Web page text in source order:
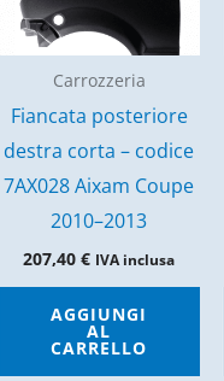
Carrozzeria
Fiancata posteriore
destra corta – codice
7AX028 Aixam Coupe
2010–2013
207,40€ IVA inclusa
AGGIUNGI
AL
CARRELLO